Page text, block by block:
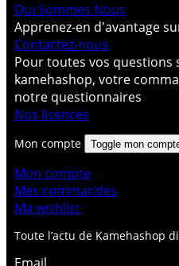
Toute l’actu de Kamehashop
Qui Sommes Nous
Apprenez-en d'avantage
Contactez-nous
Pour toutes vos questions
kamehashop, votre
notre questionnaires
Nos licences
Mon compte Toggle mon
Mon compte
Mes commandes
Ma wishlist